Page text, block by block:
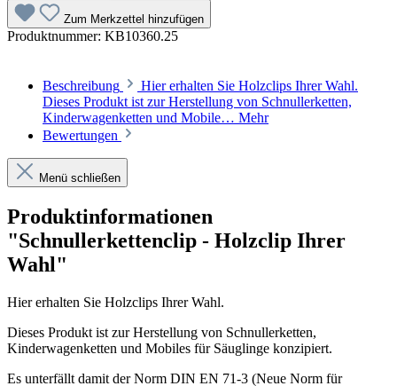
Zum Merkzettel hinzufügen
Produktnummer: KB10360.25
Beschreibung
Hier erhalten Sie Holzclips Ihrer Wahl.
Dieses Produkt ist zur Herstellung von Schnullerketten,
Kinderwagenketten und Mobile… Mehr
Bewertungen
Menü schließen
Produktinformationen
"Schnullerkettenclip - Holzclip Ihrer
Wahl"
Hier erhalten Sie Holzclips Ihrer Wahl.
Dieses Produkt ist zur Herstellung von Schnullerketten,
Kinderwagenketten und Mobiles für Säuglinge konzipiert.
Es unterfällt damit der Norm DIN EN 71-3 (Neue Norm für